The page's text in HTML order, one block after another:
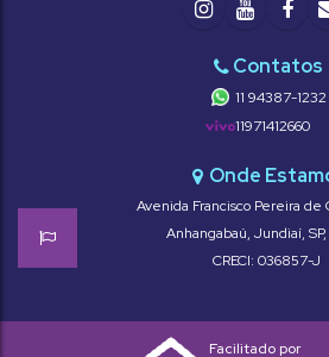
11 94387-1232
11971412660
Avenida Francisco Pereira de
Anhangabaú, Jundiaí, SP,
CRECI: 036857-J